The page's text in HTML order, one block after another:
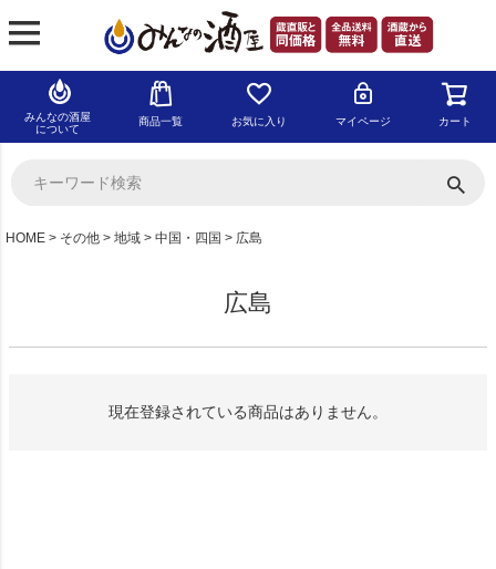
みんなの酒屋
について
商品一覧 お気に入り マイページ カート
HOME その他 地域 中国・四国 広島
広島
現在登録されている商品はありません。